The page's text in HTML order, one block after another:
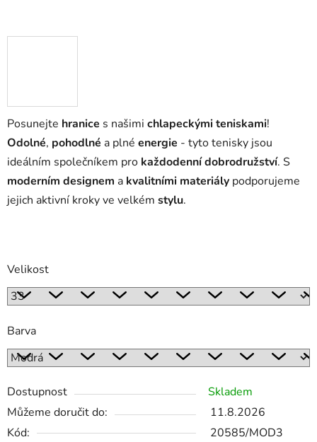
Posunejte hranice s našimi chlapeckými teniskami!
Odolné, pohodlné a plné energie - tyto tenisky jsou
ideálním společníkem pro každodenní dobrodružství. S
moderním designem a kvalitními materiály podporujeme
jejich aktivní kroky ve velkém stylu.
Velikost
Barva
Dostupnost
Skladem
Můžeme doručit do:
11.8.2026
Kód:
20585/MOD3